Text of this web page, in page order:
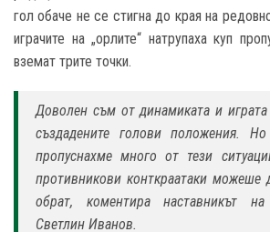
гол обаче не се стигна до края на
играчите на „орлите“ натрупаха куп
вземат трите точки.
Доволен съм от динамиката и
създадените голови положения.
пропуснахме много от тези
противникови конткраатаки можеше
обрат, коментира наставникът
Светлин Иванов.